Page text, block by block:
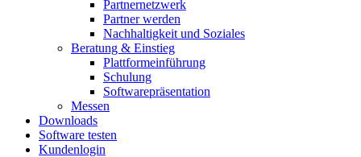
Partnernetzwerk
Partner werden
Nachhaltigkeit und Soziales
Beratung & Einstieg
Plattformeinführung
Schulung
Softwarepräsentation
Messen
Downloads
Software testen
Kundenlogin